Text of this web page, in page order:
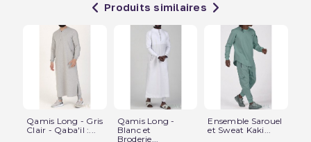
Produits similaires
Qamis Long - Gris
Clair - Qaba'il :...
Qamis Long -
Blanc et
Broderie...
Ensemble Sarouel
et Sweat Kaki...